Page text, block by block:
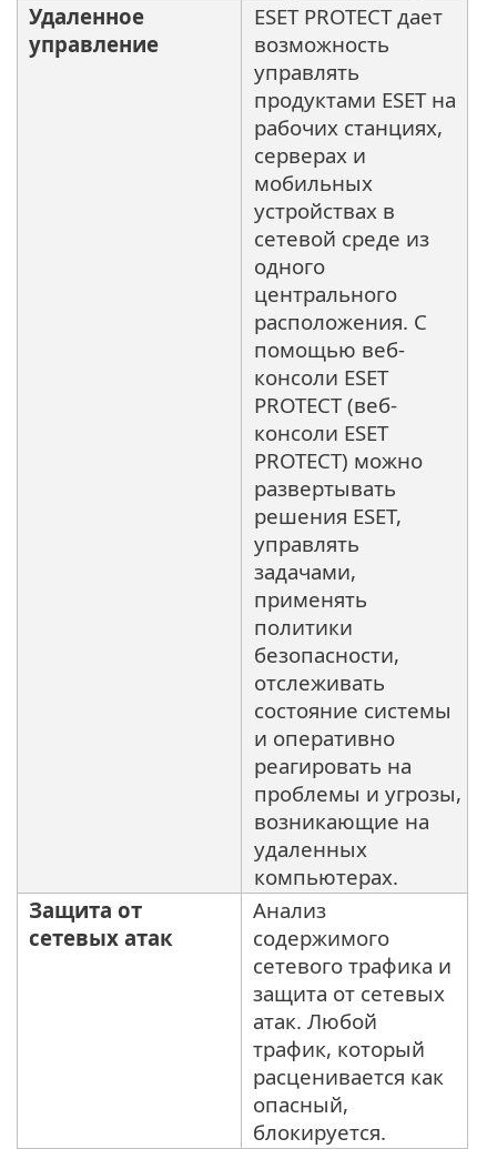
Удаленное
управление
ESET PROTECT дает
возможность
управлять
продуктами ESET на
рабочих станциях,
серверах и
мобильных
устройствах в
сетевой среде из
одного
центрального
расположения. С
помощью веб-
консоли ESET
PROTECT (веб-
консоли ESET
PROTECT) можно
развертывать
решения ESET,
управлять
задачами,
применять
политики
безопасности,
отслеживать
состояние системы
и оперативно
реагировать на
проблемы и угрозы,
возникающие на
удаленных
компьютерах.
Защита от
сетевых атак
Aнализ
содержимого
сетевого трафика и
защита от сетевых
атак. Любой
трафик, который
расценивается как
опасный,
блокируется.